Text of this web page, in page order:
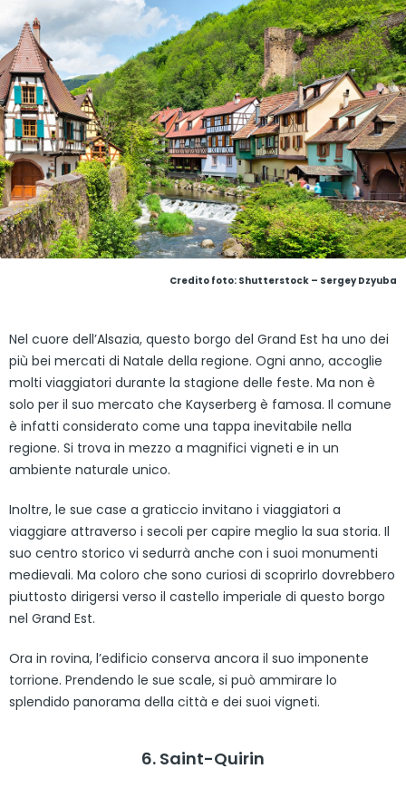
Credito foto: Shutterstock – Sergey Dzyuba
Nel cuore dell’Alsazia, questo borgo del Grand Est ha uno dei
più bei mercati di Natale della regione. Ogni anno, accoglie
molti viaggiatori durante la stagione delle feste. Ma non è
solo per il suo mercato che Kayserberg è famosa. Il comune
è infatti considerato come una tappa inevitabile nella
regione. Si trova in mezzo a magnifici vigneti e in un
ambiente naturale unico.
Inoltre, le sue case a graticcio invitano i viaggiatori a
viaggiare attraverso i secoli per capire meglio la sua storia. Il
suo centro storico vi sedurrà anche con i suoi monumenti
medievali. Ma coloro che sono curiosi di scoprirlo dovrebbero
piuttosto dirigersi verso il castello imperiale di questo borgo
nel Grand Est.
Ora in rovina, l’edificio conserva ancora il suo imponente
torrione. Prendendo le sue scale, si può ammirare lo
splendido panorama della città e dei suoi vigneti.
6. Saint-Quirin